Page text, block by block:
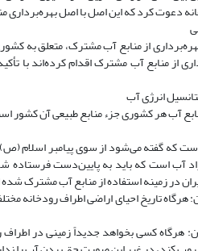
دعوت کرد که این اصل با اصل بهره‌برداری
بهره‌برداری از منابع آب مشترک، متعلق
از منابع آب مشترک اقدام کرده‌اند با
آب هر کشوری جزء منابع طبیعی آن کشور
است که گفته می‌شود از سوی پیامبر اسلام
آب است که باید به پایین‌دست فرستاده
در زمینه استفاده از منابع آب مشترک
ایران: هرگاه تاریخ احیای اراضی اطراف
ایران: هرگاه کسی بخواهد جدیداً زمینی